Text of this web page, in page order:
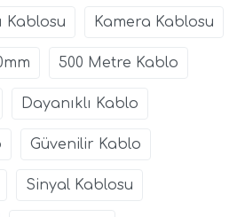
Kablosu Kamera Kablosu
500 Metre Kablo
Dayanıklı Kablo
Güvenilir Kablo
Sinyal Kablosu